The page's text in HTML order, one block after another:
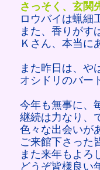
さっそく、玄関
ロウバイは蝋細
また、香りがす
Ｋさん、本当に
また昨日は、や
オシドリのバー
今年も無事に、
継続は力なり、
色々な出会いが
ご来館下さった
また来年もよろ
どうぞ皆様良い